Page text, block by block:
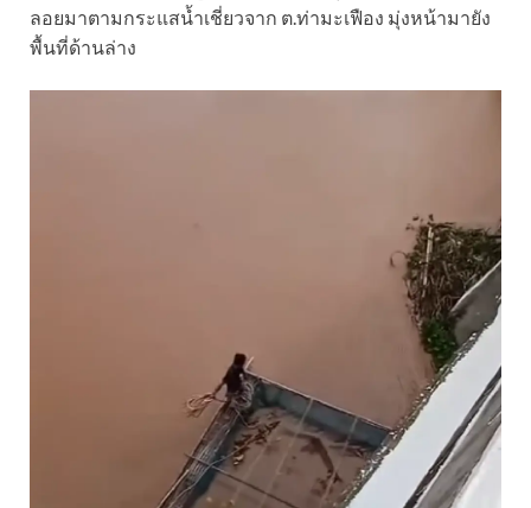
ลอยมาตามกระแสน้ำเชี่ยวจาก ต.ท่ามะเฟือง มุ่งหน้ามายัง
พื้นที่ด้านล่าง